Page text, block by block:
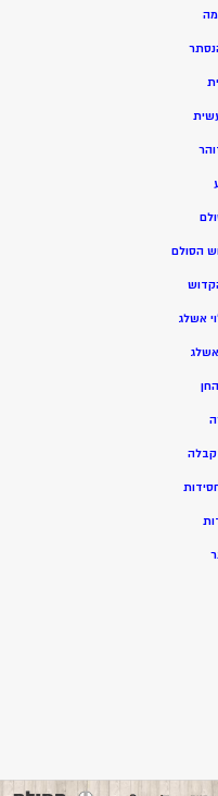
הסולם
אשלג
אשלג